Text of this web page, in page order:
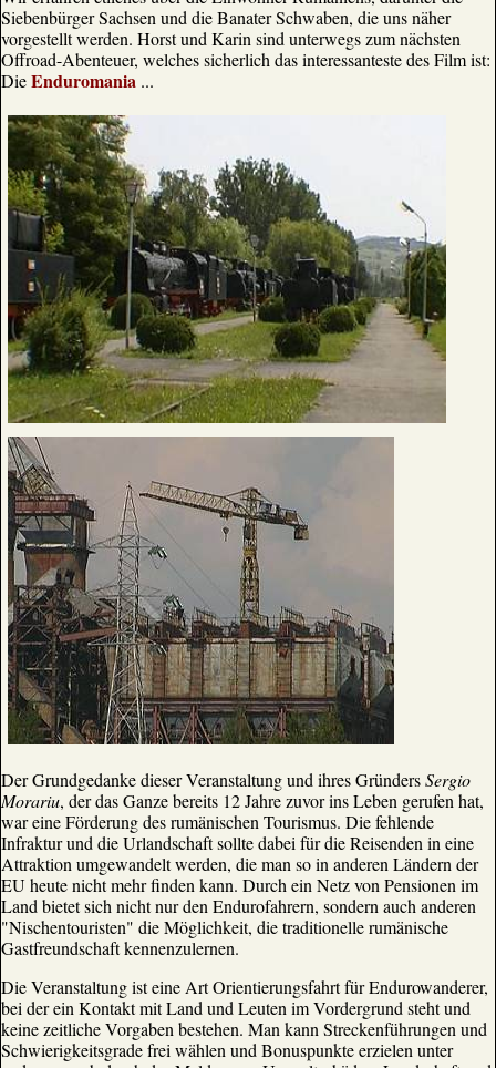
Siebenbürger Sachsen und die Banater Schwaben, die uns näher
vorgestellt werden. Horst und Karin sind unterwegs zum nächsten
Offroad-Abenteuer, welches sicherlich das interessanteste des Film ist:
DieEnduromania ...
Der Grundgedanke dieser Veranstaltung und ihres GründersSergio
Morariu, der das Ganze bereits 12 Jahre zuvor ins Leben gerufen hat,
war eine Förderung des rumänischen Tourismus. Die fehlende
Infraktur und die Urlandschaft sollte dabei für die Reisenden in eine
Attraktion umgewandelt werden, die man so in anderen Ländern der
EU heute nicht mehr finden kann. Durch ein Netz von Pensionen im
Land bietet sich nicht nur den Endurofahrern, sondern auch anderen
"Nischentouristen" die Möglichkeit, die traditionelle rumänische
Gastfreundschaft kennenzulernen.
Die Veranstaltung ist eine Art Orientierungsfahrt für Endurowanderer,
bei der ein Kontakt mit Land und Leuten im Vordergrund steht und
keine zeitliche Vorgaben bestehen. Man kann Streckenführungen und
Schwierigkeitsgrade frei wählen und Bonuspunkte erzielen unter